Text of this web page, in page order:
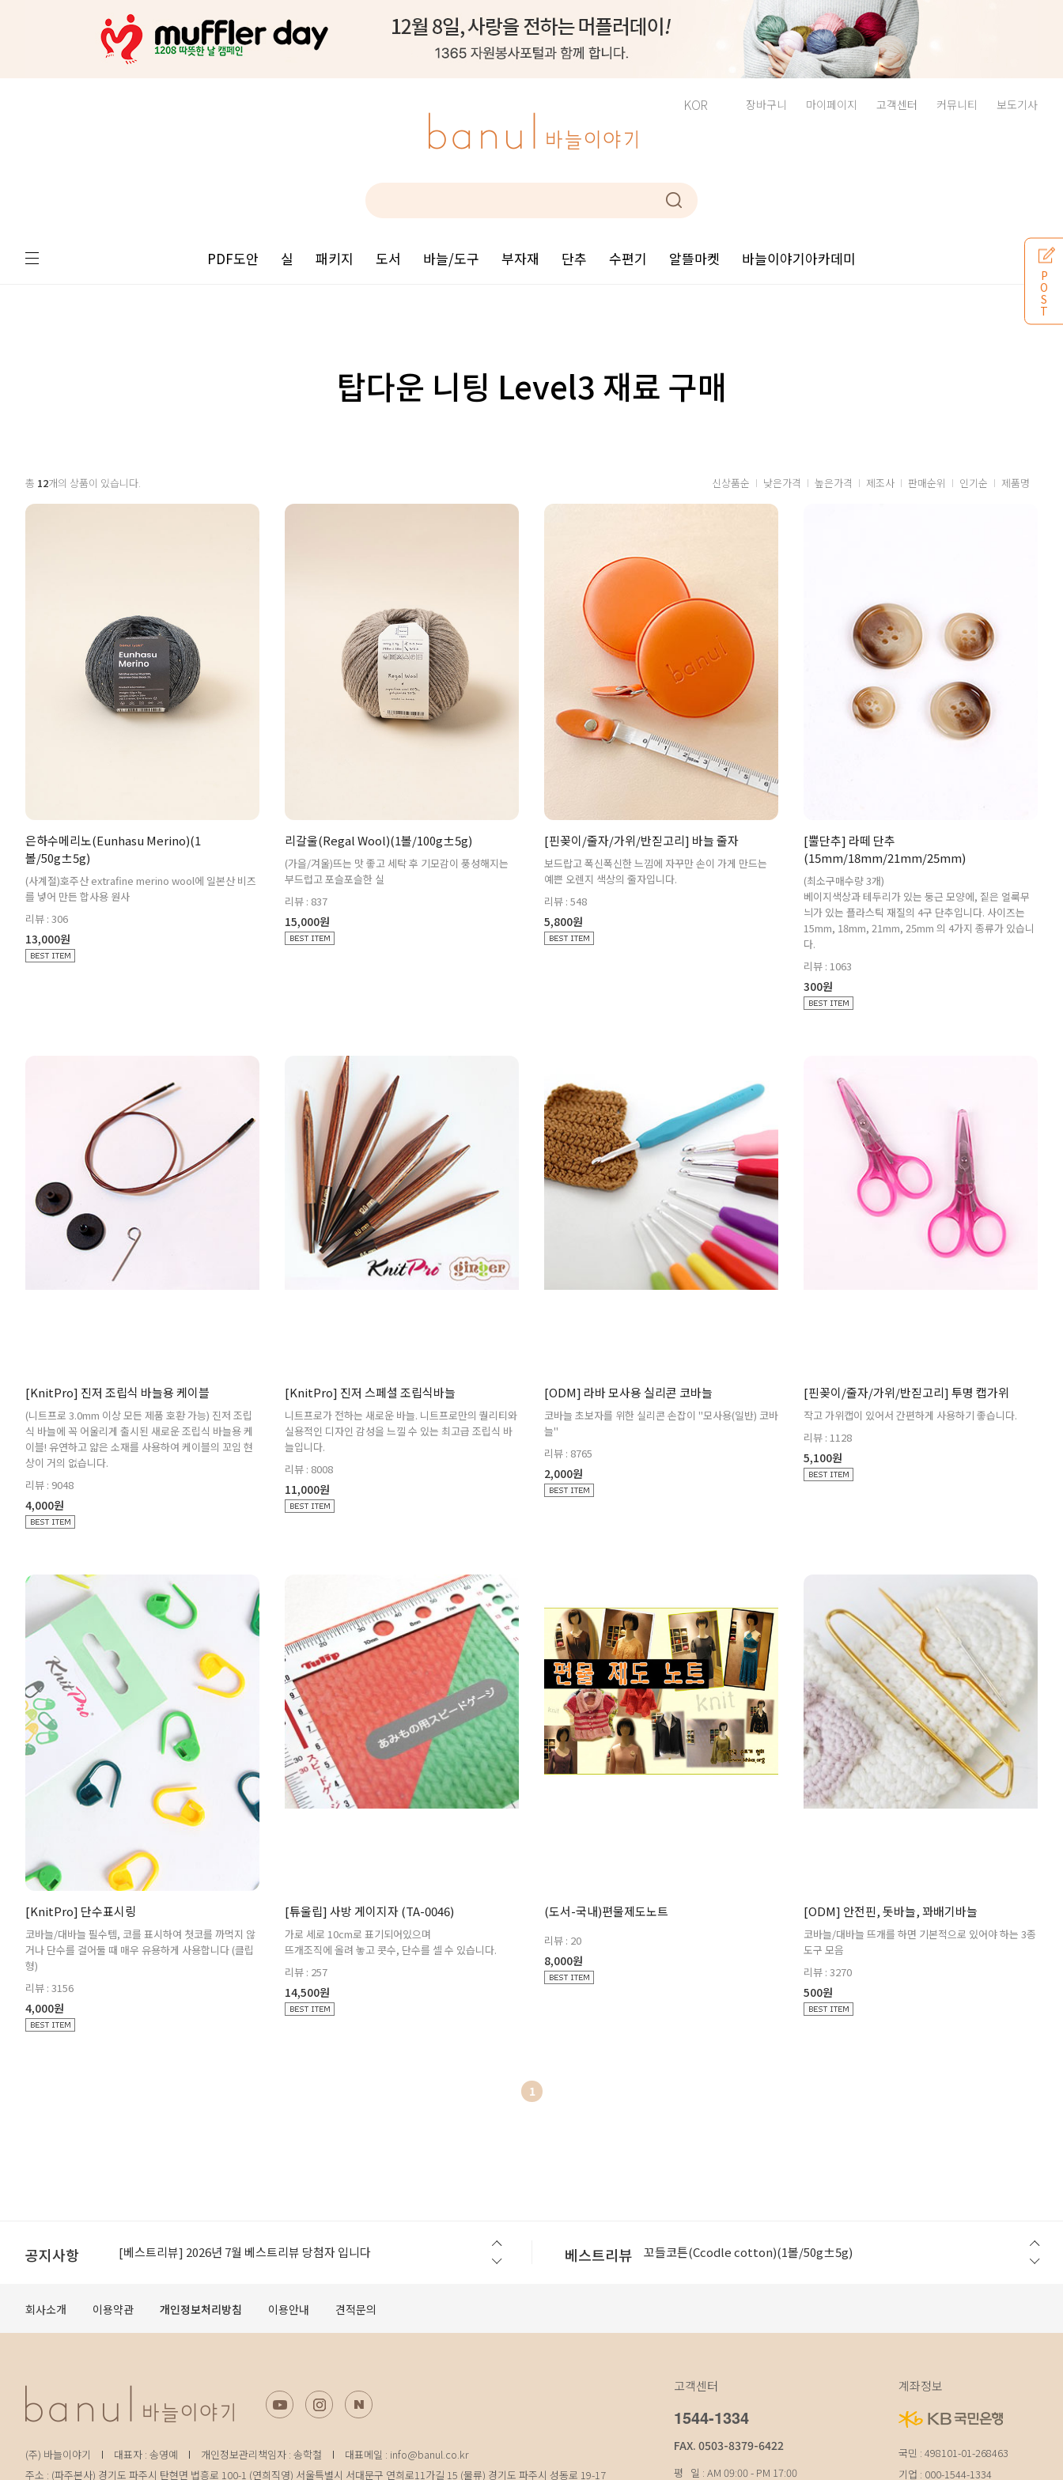
KOR 장바구니 마이페이지 고객센터 커뮤니티 보도기사
PDF도안 실 패키지 도서 바늘/도구 부자재 단추 수편기 알뜰마켓 바늘이야기아카데미
탑다운 니팅 Level3 재료 구매
총 12개의 상품이 있습니다. 신상품순 낮은가격 높은가격 제조사 판매순위 인기순 제품명
은하수메리노(Eunhasu Merino)(1
볼/50g±5g)
(사계절)호주산 extrafine merino wool에 일본산 비즈
를 넣어 만든 합사용 원사
리뷰 : 306
13,000원
리갈울(Regal Wool)(1볼/100g±5g)
(가을/겨울)뜨는 맛 좋고 세탁 후 기모감이 풍성해지는
부드럽고 포슬포슬한 실
리뷰 : 837
15,000원
[핀꽂이/줄자/가위/반짇고리] 바늘 줄자
보드랍고 폭신폭신한 느낌에 자꾸만 손이 가게 만드는
예쁜 오렌지 색상의 줄자입니다.
리뷰 : 548
5,800원
[뿔단추] 라떼 단추
(15mm/18mm/21mm/25mm)
(최소구매수량 3개)
베이지색상과 테두리가 있는 둥근 모양에, 짙은 얼룩무
늬가 있는 플라스틱 재질의 4구 단추입니다. 사이즈는
15mm, 18mm, 21mm, 25mm 의 4가지 종류가 있습니
다.
리뷰 : 1063
300원
[KnitPro] 진저 조립식 바늘용 케이블
(니트프로 3.0mm 이상 모든 제품 호환 가능) 진저 조립
식 바늘에 꼭 어울리게 출시된 새로운 조립식 바늘용 케
이블! 유연하고 얇은 소재를 사용하여 케이블의 꼬임 현
상이 거의 없습니다.
리뷰 : 9048
4,000원
[KnitPro] 진저 스페셜 조립식바늘
니트프로가 전하는 새로운 바늘. 니트프로만의 퀄리티와
실용적인 디자인 감성을 느낄 수 있는 최고급 조립식 바
늘입니다.
리뷰 : 8008
11,000원
[ODM] 라바 모사용 실리콘 코바늘
코바늘 초보자를 위한 실리콘 손잡이 "모사용(일반) 코바
늘"
리뷰 : 8765
2,000원
[핀꽂이/줄자/가위/반짇고리] 투명 캡가위
작고 가위캡이 있어서 간편하게 사용하기 좋습니다.
리뷰 : 1128
5,100원
[KnitPro] 단수표시링
코바늘/대바늘 필수템, 코를 표시하여 첫코를 까먹지 않
거나 단수를 걸어둘 때 매우 유용하게 사용합니다 (클립
형)
리뷰 : 3156
4,000원
[튜울립] 사방 게이지자 (TA-0046)
가로 세로 10cm로 표기되어있으며
뜨개조직에 올려 놓고 콧수, 단수를 셀 수 있습니다.
리뷰 : 257
14,500원
(도서-국내)편물제도노트
리뷰 : 20
8,000원
[ODM] 안전핀, 돗바늘, 꽈배기바늘
코바늘/대바늘 뜨개를 하면 기본적으로 있어야 하는 3종
도구 모음
리뷰 : 3270
500원
1
공지사항
[베스트리뷰] 2026년 7월 베스트리뷰 당첨자 입니다
베스트리뷰
꼬들코튼(Ccodle cotton)(1볼/50g±5g)
회사소개 이용약관 개인정보처리방침 이용안내 견적문의
(주) 바늘이야기 대표자 : 송영예 개인정보관리책임자 : 송학철
대표메일 : info@banul.co.kr
주소 : (파주본사) 경기도 파주시 탄현면 법흥로 100-1 (연희직영) 서울특별시 서대문구 연희로11가길 15 (물류) 경기도 파주시 성동로 19-17
고객센터
1544-1334
FAX. 0503-8379-6422
평 일 : AM 09:00 - PM 17:00
계좌정보
국민 : 498101-01-268463
기업 : 000-1544-1334
P
O
S
T